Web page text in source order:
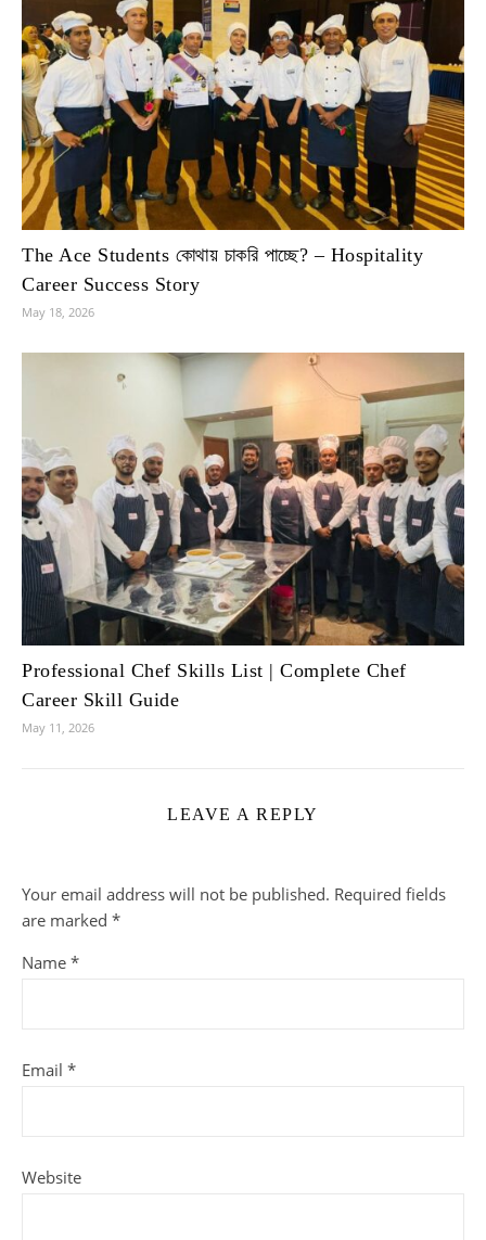
The Ace Students কোথায় চাকরি পাচ্ছে? – Hospitality
Career Success Story
May 18, 2026
Professional Chef Skills List | Complete Chef
Career Skill Guide
May 11, 2026
LEAVE A REPLY
Your email address will not be published. Required fields
are marked *
Name *
Email *
Website